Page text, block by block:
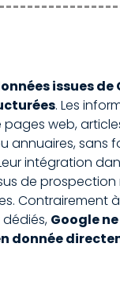
issues
. Les
web,
annuaires, sans
intégration
de prospection
Contrairement
Google
donnée